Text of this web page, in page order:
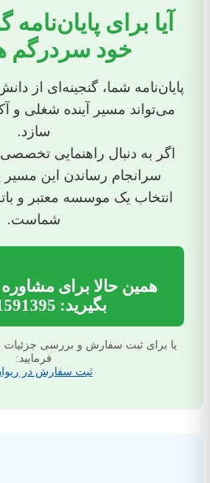
آیا برای
خود سردرگم
پایان‌نامه شما، گنجینه‌ای از
می‌تواند مسیر آینده شغلی و
سازد.
اگر به دنبال راهنمایی
سرانجام رساندن این مسیر
انتخاب یک موسسه معتبر و
شماست.
همین حالا برای
بگیرید: 09351591395
یا برای ثبت سفارش و بررسی جزئیات
فرمایید:
ثبت سفارش در